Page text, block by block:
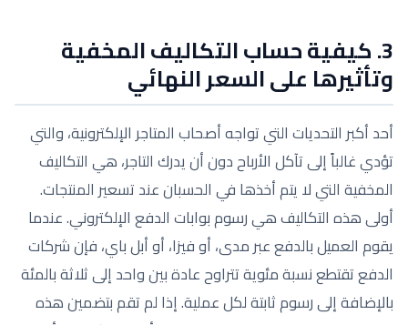
3. كيفية حساب التكاليف المخفية
وتأثيرها على السعر النهائي
أحد أكبر التحديات التي تواجه أصحاب المتاجر الإلكترونية، والتي
تؤدي غالباً إلى تآكل الأرباح دون أن يدرك التاجر، هي التكاليف
المخفية التي لا يتم أخذها في الحسبان عند تسعير المنتجات.
أولى هذه التكاليف هي رسوم بوابات الدفع الإلكتروني. عندما
يقوم العميل بالدفع عبر مدى، أو فيزا، أو أبل باي، فإن شركات
الدفع تقتطع نسبة مئوية تتراوح عادة بين واحد إلى ثلاثة بالمئة
بالإضافة إلى رسوم ثابتة لكل عملية. إذا لم تقم بتضمين هذه